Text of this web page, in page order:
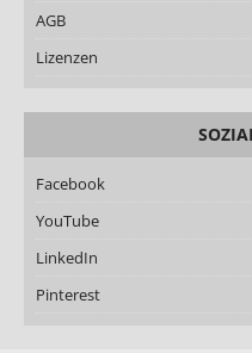
AGB
Lizenzen
Facebook
YouTube
LinkedIn
Pinterest